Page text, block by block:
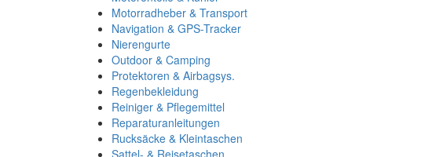
Motorradheber & Transport
Navigation & GPS-Tracker
Nierengurte
Outdoor & Camping
Protektoren & Airbagsys.
Regenbekleidung
Reiniger & Pflegemittel
Reparaturanleitungen
Rucksäcke & Kleintaschen
Sattel- & Reisetaschen